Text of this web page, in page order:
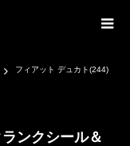
フィアット デュカト(244)
ンクシール＆